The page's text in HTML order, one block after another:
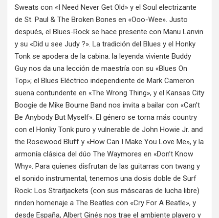
Sweats con «I Need Never Get Old» y el Soul electrizante
de St. Paul & The Broken Bones en «Ooo-Wee». Justo
después, el Blues-Rock se hace presente con Manu Lanvin
y su «Did u see Judy ?». La tradición del Blues y el Honky
Tonk se apodera de la cabina: la leyenda viviente Buddy
Guy nos da una lección de maestría con su «Blues On
Top»; el Blues Eléctrico independiente de Mark Cameron
suena contundente en «The Wrong Thing», y el Kansas City
Boogie de Mike Bourne Band nos invita a bailar con «Can’t
Be Anybody But Myself». El género se torna más country
con el Honky Tonk puro y vulnerable de John Howie Jr. and
the Rosewood Bluff y «How Can I Make You Love Me», y la
armonía clásica del dúo The Waymores en «Don’t Know
Why». Para quienes disfrutan de las guitarras con twang y
el sonido instrumental, tenemos una dosis doble de Surf
Rock: Los Straitjackets (con sus máscaras de lucha libre)
rinden homenaje a The Beatles con «Cry For A Beatle», y
desde España, Albert Ginés nos trae el ambiente playero y